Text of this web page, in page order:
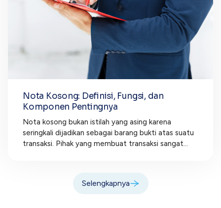
Nota Kosong: Definisi, Fungsi, dan
Komponen Pentingnya
Nota kosong bukan istilah yang asing karena
seringkali dijadikan sebagai barang bukti atas suatu
transaksi. Pihak yang membuat transaksi sangat...
Selengkapnya